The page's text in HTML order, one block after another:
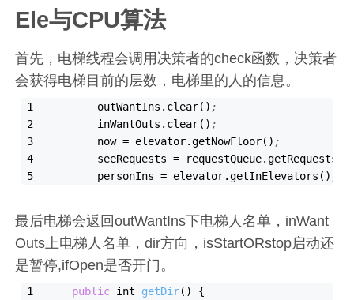
Ele与CPU算法
首先，电梯线程会调用决策者的check函数，决策者
会获得电梯目前的层数，电梯里的人的信息。
        outWantIns.clear()
;
        inWantOuts.clear()
;
        now
= elevator.getNowFloor() ;
        seeRequests
= requestQueue.getRequests()
        personIns
= elevator.getInElevators()
最后电梯会返回outWantIns下电梯人名单，inWant
Outs上电梯人名单，dir方向，isStartORstop启动还
是暂停,ifOpen是否开门。
public int getDir( )
{